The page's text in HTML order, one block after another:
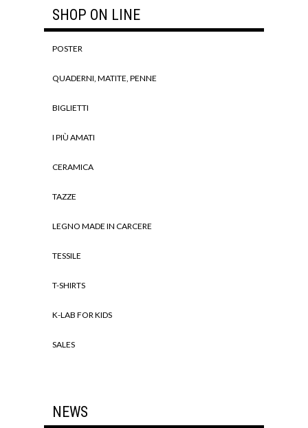
SHOP ON LINE
POSTER
QUADERNI, MATITE, PENNE
BIGLIETTI
I PIÙ AMATI
CERAMICA
TAZZE
LEGNO MADE IN CARCERE
TESSILE
T-SHIRTS
K-LAB FOR KIDS
SALES
NEWS